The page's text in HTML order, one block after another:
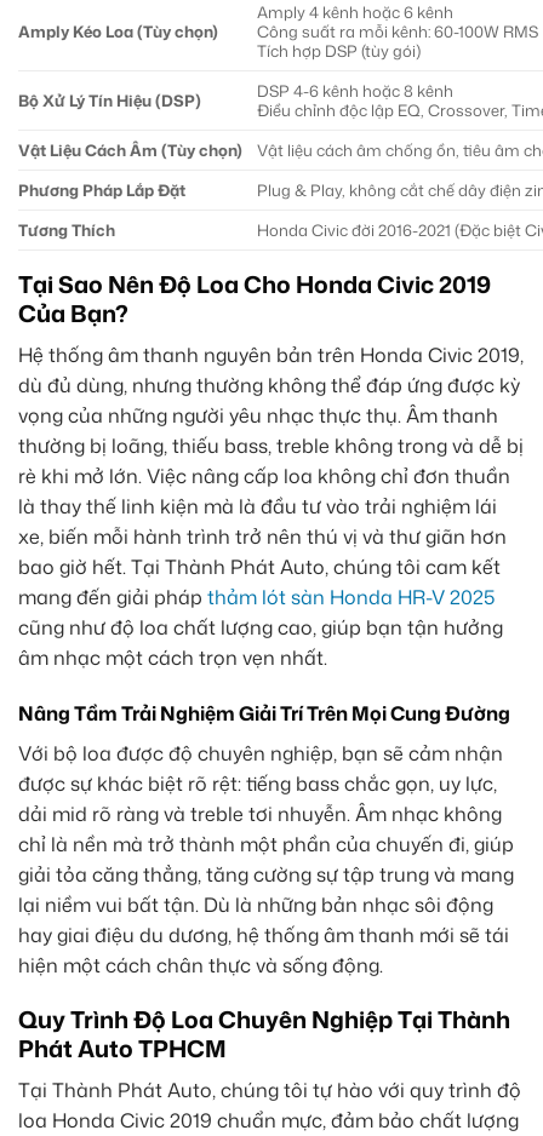
Amply Kéo Loa (Tùy chọn)
Amply 4 kênh hoặc 6 kênh
Công suất ra mỗi kênh: 60-100W RMS
Tích hợp DSP (tùy gói)
Bộ Xử Lý Tín Hiệu (DSP)
DSP 4-6 kênh hoặc 8 kênh
Điều chỉnh độc lập EQ, Crossover,
Vật Liệu Cách Âm (Tùy chọn)
Vật liệu cách âm chống ồn, tiêu âm
Phương Pháp Lắp Đặt
Plug & Play, không cắt chế dây điện
Tương Thích
Honda Civic đời 2016-2021 (Đặc biệt
Tại Sao Nên Độ Loa Cho Honda Civic 2019
Của Bạn?
Hệ thống âm thanh nguyên bản trên Honda Civic 2019,
dù đủ dùng, nhưng thường không thể đáp ứng được kỳ
vọng của những người yêu nhạc thực thụ. Âm thanh
thường bị loãng, thiếu bass, treble không trong và dễ bị
rè khi mở lớn. Việc nâng cấp loa không chỉ đơn thuần
là thay thế linh kiện mà là đầu tư vào trải nghiệm lái
xe, biến mỗi hành trình trở nên thú vị và thư giãn hơn
bao giờ hết. Tại Thành Phát Auto, chúng tôi cam kết
mang đến giải pháp thảm lót sàn Honda HR-V 2025
cũng như độ loa chất lượng cao, giúp bạn tận hưởng
âm nhạc một cách trọn vẹn nhất.
Nâng Tầm Trải Nghiệm Giải Trí Trên Mọi Cung Đường
Với bộ loa được độ chuyên nghiệp, bạn sẽ cảm nhận
được sự khác biệt rõ rệt: tiếng bass chắc gọn, uy lực,
dải mid rõ ràng và treble tơi nhuyễn. Âm nhạc không
chỉ là nền mà trở thành một phần của chuyến đi, giúp
giải tỏa căng thẳng, tăng cường sự tập trung và mang
lại niềm vui bất tận. Dù là những bản nhạc sôi động
hay giai điệu du dương, hệ thống âm thanh mới sẽ tái
hiện một cách chân thực và sống động.
Quy Trình Độ Loa Chuyên Nghiệp Tại Thành
Phát Auto TPHCM
Tại Thành Phát Auto, chúng tôi tự hào với quy trình độ
loa Honda Civic 2019 chuẩn mực, đảm bảo chất lượng